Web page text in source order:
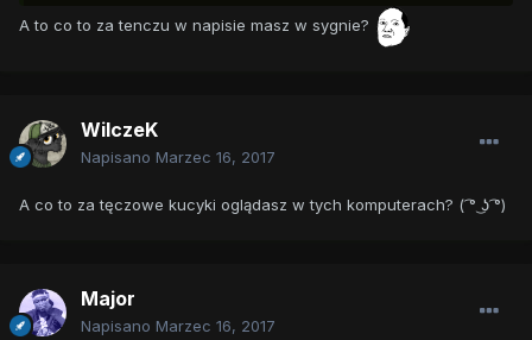
A to co to za tenczu w napisie masz w sygnie?
WilczeK
Napisano Marzec 16, 2017
A co to za tęczowe kucyki oglądasz w tych komputerach? ( ͡° ͜ʖ ͡°)
Major
Napisano Marzec 16, 2017